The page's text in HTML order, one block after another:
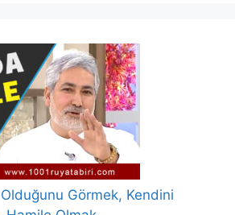
Görmek, Kendini